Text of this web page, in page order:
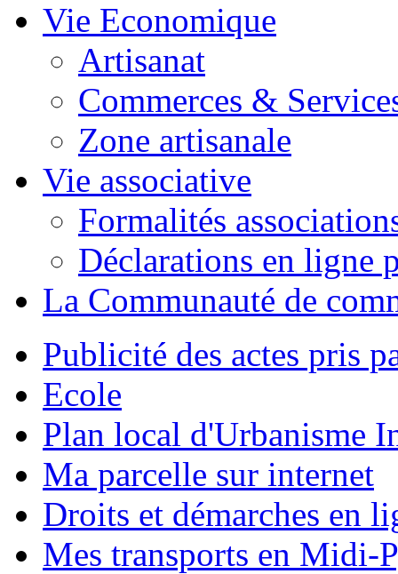
Vie Economique
Artisanat
Commerces &
Zone artisanale
Vie associative
Formalités
Déclarations en ligne
La Communauté de
Publicité des actes pris
Ecole
Plan local d'Urbanisme
Ma parcelle sur internet
Droits et démarches en
Mes transports en Midi-